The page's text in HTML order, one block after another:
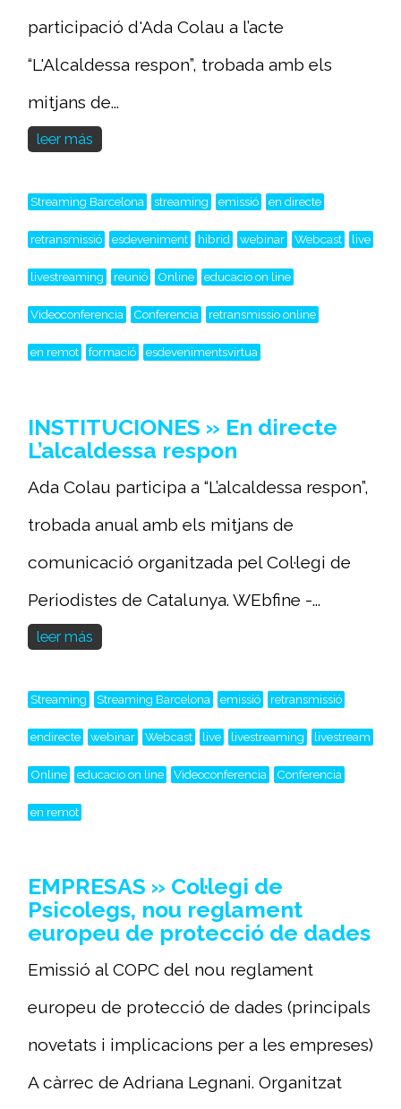
participació d'Ada Colau a l’acte
“L'Alcaldessa respon”, trobada amb els
mitjans de...
leer más
Streaming Barcelona streaming emissió en directe
retransmissió esdeveniment hibrid webinar Webcast live
livestreaming reunió Online educacio on line
Videoconferencia Conferencia retransmissio online
en remot formació esdevenimentsvirtua
INSTITUCIONES » En directe
L’alcaldessa respon
Ada Colau participa a “L’alcaldessa respon”,
trobada anual amb els mitjans de
comunicació organitzada pel Col·legi de
Periodistes de Catalunya. WEbfine -...
leer más
Streaming Streaming Barcelona emissió retransmissió
endirecte webinar Webcast live livestreaming livestream
Online educacio on line Videoconferencia Conferencia
en remot
EMPRESAS » Col·legi de
Psicolegs, nou reglament
europeu de protecció de dades
Emissió al COPC del nou reglament
europeu de protecció de dades (principals
novetats i implicacions per a les empreses)
A càrrec de Adriana Legnani. Organitzat